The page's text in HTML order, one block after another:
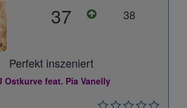
37 38
Perfekt inszeniert
Ostkurve feat. Pia Vanelly